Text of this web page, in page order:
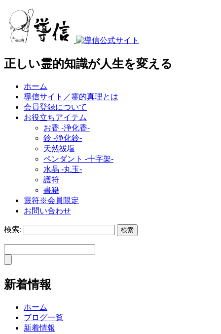
正しい霊的知識が人生を変える
ホーム
導信サイト／霊的真理とは
会員登録について
お役立ちアイテム
お香 ‐浄化香‐
鈴 ‐浄化鈴‐
天然祓塩
ペンダント -十字架-
水晶 -丸玉-
護符
書籍
靈符※会員限定
お問い合わせ
検索:
新着情報
ホーム
ブログ一覧
新着情報